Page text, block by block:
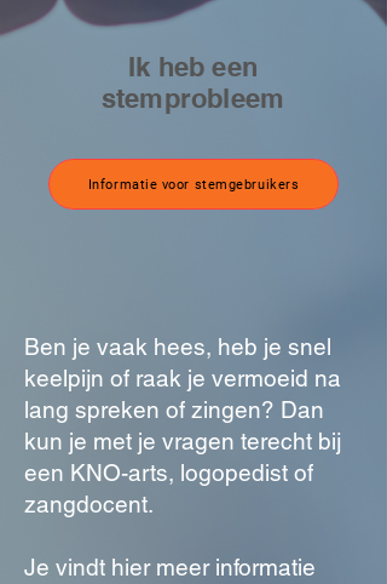
Ik heb een
stemprobleem
Informatie voor stemgebruikers
Ben je vaak hees, heb je snel
keelpijn of raak je vermoeid na
lang spreken of zingen? Dan
kun je met je vragen terecht bij
een KNO-arts, logopedist of
zangdocent.
Je vindt hier meer informatie